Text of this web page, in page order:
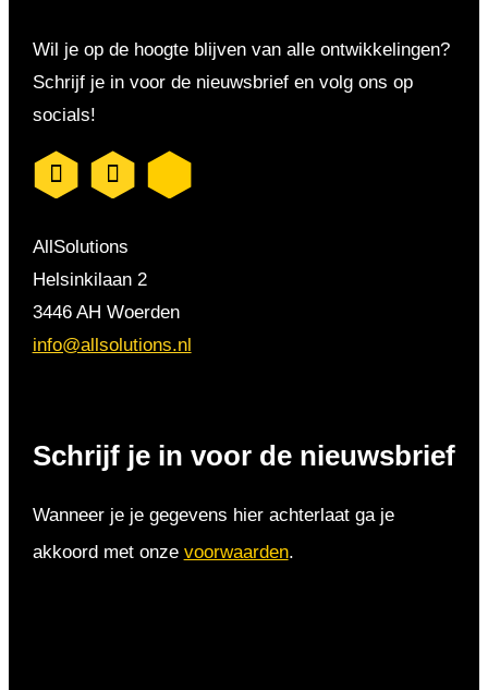
Wil je op de hoogte blijven van alle ontwikkelingen?
Schrijf je in voor de nieuwsbrief en volg ons op
socials!
AllSolutions
Helsinkilaan 2
3446 AH Woerden
info@allsolutions.nl
Schrijf je in voor de nieuwsbrief
Wanneer je je gegevens hier achterlaat ga je
akkoord met onze voorwaarden.